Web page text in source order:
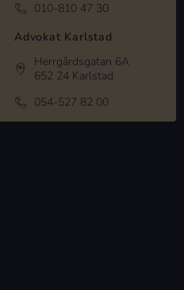
010-810 47 30
Advokat Karlstad
Herrgårdsgatan 6A
652 24 Karlstad
054-527 82 00